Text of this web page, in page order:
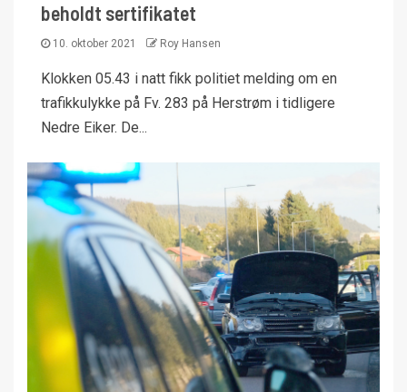
beholdt sertifikatet
10. oktober 2021 Roy Hansen
Klokken 05.43 i natt fikk politiet melding om en
trafikkulykke på Fv. 283 på Herstrøm i tidligere
Nedre Eiker. De...